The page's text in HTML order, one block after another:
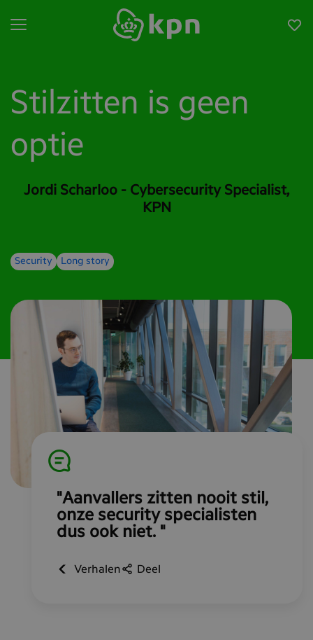
Open menu
Stilzitten is geen
optie
Jordi Scharloo - Cybersecurity Specialist,
KPN
Security Long story
"Aanvallers zitten nooit stil,
onze security specialisten
dus ook niet. "
Verhalen Deel